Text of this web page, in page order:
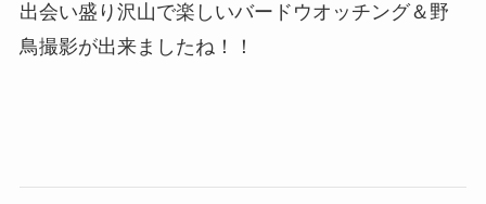
出会い盛り沢山で楽しいバードウオッチング＆野
鳥撮影が出来ましたね！！